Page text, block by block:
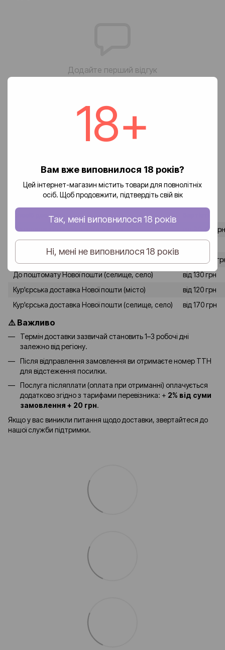
18+
Вам вже виповнилося 18 років?
Цей інтернет-магазин містить товари для повнолітніх
осіб. Щоб продовжити, підтвердіть свій вік
Так, мені виповнилося 18 років
Ні, мені не виповнилося 18 років
Додайте перший відгук
Написати відгук
Оплата Повернення
🚚 Вартість доставки
Доставка замовлень по Україні здійснюється службою «Нова
Спосіб доставки
До відділення Нової пошти (місто)
від 80-90 грн
До відділення Нової пошти (селище, село)
від 120 грн
До поштомату Нової пошти (місто)
від 90-100
До поштомату Нової пошти (селище, село)
від 130 грн
Кур'єрська доставка Нової пошти (місто)
від 120 грн
Кур'єрська доставка Нової пошти (селище, село)
від 170 грн
⚠️ Важливо
Термін доставки зазвичай становить 1–3 робочі дні
залежно від регіону.
Після відправлення замовлення ви отримаєте номер ТТН
для відстеження посилки.
Послуга післяплати (оплата при отриманні) оплачується
додатково згідно з тарифами перевізника: + 2% від суми
замовлення + 20 грн.
Якщо у вас виникли питання щодо доставки, звертайтеся до
нашої служби підтримки.